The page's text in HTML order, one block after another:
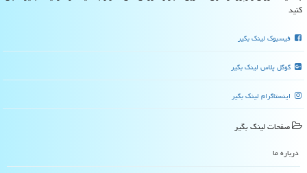
کنید
فیسبوک لینک بگیر
گوگل پلاس لینک بگیر
اینستاگرام لینک بگیر
صفحات لینك بگیر
درباره ما